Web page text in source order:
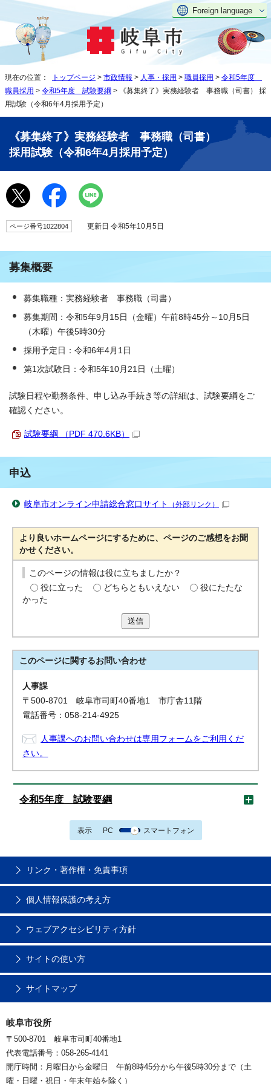
Foreign language
現在の位置： トップページ > 市政情報 > 人事・採用 > 職員採用 > 令和5年度
職員採用 > 令和5年度 試験要綱 > 《募集終了》実務経験者 事務職（司書） 採
用試験（令和6年4月採用予定）
《募集終了》実務経験者 事務職（司書）
採用試験（令和6年4月採用予定）
ページ番号1022804 更新日 令和5年10月5日
募集概要
募集職種：実務経験者 事務職（司書）
募集期間：令和5年9月15日（金曜）午前8時45分～10月5日
（木曜）午後5時30分
採用予定日：令和6年4月1日
第1次試験日：令和5年10月21日（土曜）
試験日程や勤務条件、申し込み手続き等の詳細は、試験要綱をご
確認ください。
試験要綱 （PDF 470.6KB）
申込
岐阜市オンライン申請総合窓口サイト （外部リンク）
より良いホームページにするために、ページのご感想をお聞
かせください。
このページの情報は役に立ちましたか？
役に立った
どちらともいえない
役にたたな
かった
送信
このページに関するお問い合わせ
人事課
〒500-8701 岐阜市司町40番地1 市庁舎11階
電話番号：058-214-4925
人事課へのお問い合わせは専用フォームをご利用くだ
さい。
令和5年度 試験要綱
表示 PC スマートフォン
リンク・著作権・免責事項
個人情報保護の考え方
ウェブアクセシビリティ方針
サイトの使い方
サイトマップ
岐阜市役所
〒500-8701 岐阜市司町40番地1
代表電話番号：058-265-4141
開庁時間：月曜日から金曜日 午前8時45分から午後5時30分まで（土
曜・日曜・祝日・年末年始を除く）